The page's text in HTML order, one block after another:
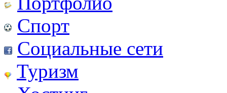
Спорт
Социальные сети
Туризм